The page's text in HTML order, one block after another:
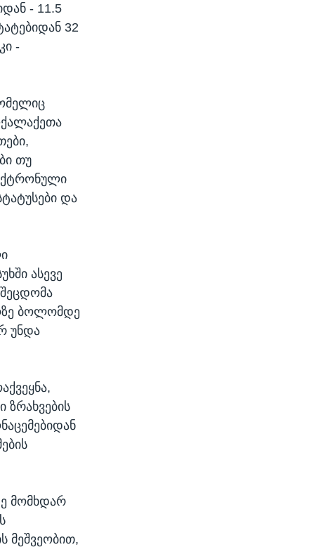
- 11.5
32
-
თუ
და
ასევე
ბოლომდე
უნდა
ზრახვების
მომხდარ
მეშვეობით,